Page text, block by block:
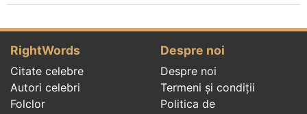
RightWords
Citate celebre
Autori celebri
Folclor
Despre noi
Despre noi
Termeni și condiții
Politica de